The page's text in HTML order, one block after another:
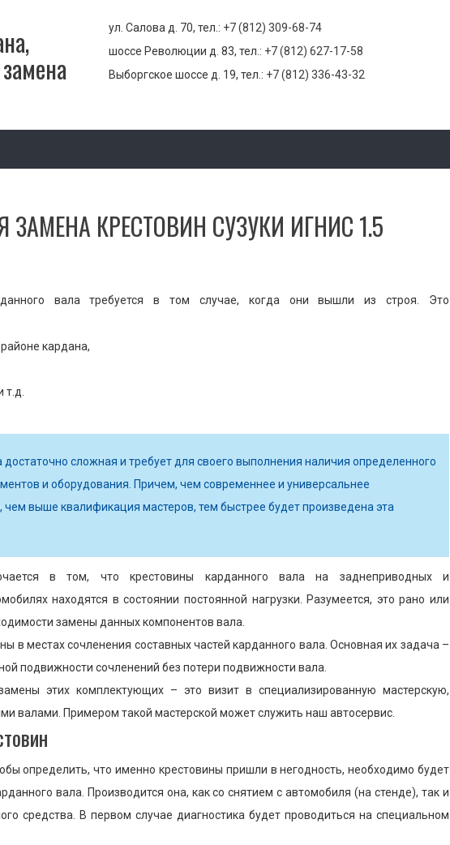
ул. Салова д. 70, тел.: +7 (812) 309-68-74
шоссе Революции д. 83, тел.: +7 (812) 627-17-58
Выборгское шоссе д. 19, тел.: +7 (812) 336-43-32
ЗАМЕНА КРЕСТОВИН СУЗУКИ ИГНИС 1.5
вала требуется в том случае, когда они вышли из строя. Это
кардана,
т.д.
достаточно сложная и требует для своего выполнения наличия определенного
и оборудования. Причем, чем современнее и универсальнее
чем выше квалификация мастеров, тем быстрее будет произведена эта
в том, что крестовины карданного вала на заднеприводных и
находятся в состоянии постоянной нагрузки. Разумеется, это рано или
замены данных компонентов вала.
в местах сочленения составных частей карданного вала. Основная их задача –
подвижности сочленений без потери подвижности вала.
этих комплектующих – это визит в специализированную мастерскую,
валами. Примером такой мастерской может служить наш автосервис.
определить, что именно крестовины пришли в негодность, необходимо будет
вала. Производится она, как со снятием с автомобиля (на стенде), так и
средства. В первом случае диагностика будет проводиться на специальном